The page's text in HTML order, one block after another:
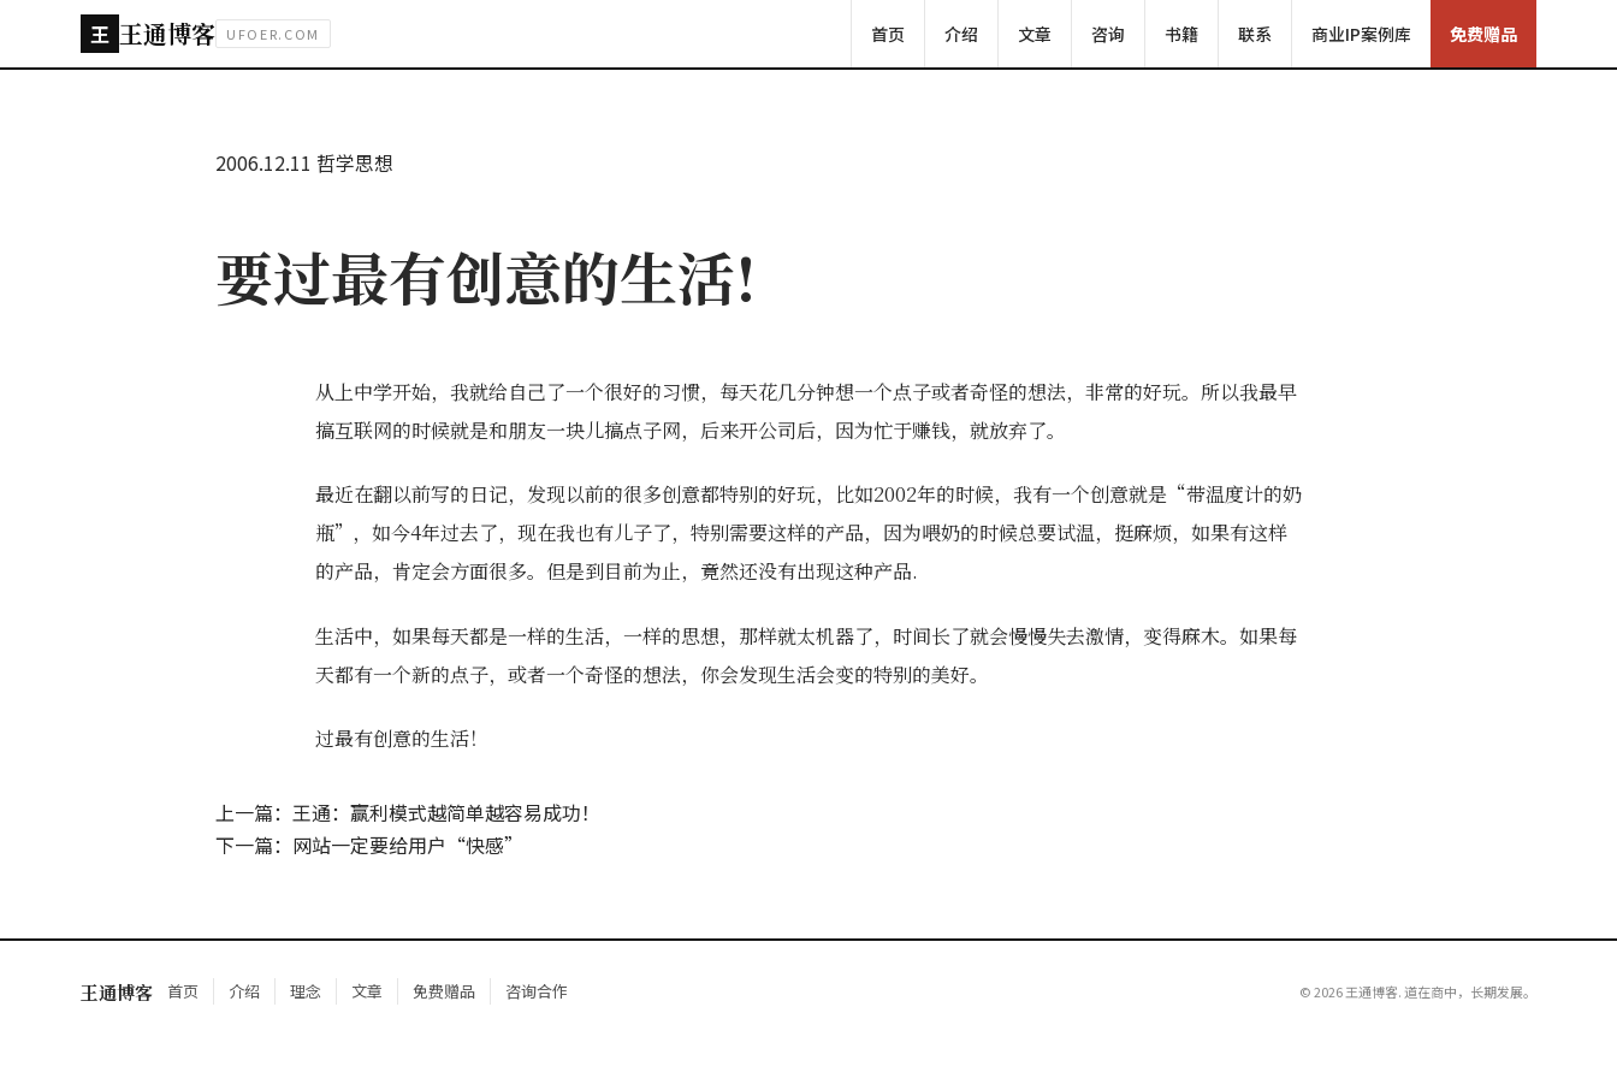
王 王通博客 UFOER.COM 首页 介绍 文章 咨询 书籍 联系 商业IP案例库 免费赠品
2006.12.11 哲学思想
要过最有创意的生活!
从上中学开始，我就给自己了一个很好的习惯，每天花几分钟想一个点子或者奇怪的想法，非常的好玩。所以我最早
搞互联网的时候就是和朋友一块儿搞点子网，后来开公司后，因为忙于赚钱，就放弃了。
最近在翻以前写的日记，发现以前的很多创意都特别的好玩，比如2002年的时候，我有一个创意就是“带温度计的奶
瓶”，如今4年过去了，现在我也有儿子了，特别需要这样的产品，因为喂奶的时候总要试温，挺麻烦，如果有这样
的产品，肯定会方面很多。但是到目前为止，竟然还没有出现这种产品.
生活中，如果每天都是一样的生活，一样的思想，那样就太机器了，时间长了就会慢慢失去激情，变得麻木。如果每
天都有一个新的点子，或者一个奇怪的想法，你会发现生活会变的特别的美好。
过最有创意的生活！
上一篇：王通：赢利模式越简单越容易成功！
下一篇：网站一定要给用户“快感”
王通博客 首页 介绍 理念 文章 免费赠品 咨询合作 © 2026 王通博客. 道在商中，长期发展。